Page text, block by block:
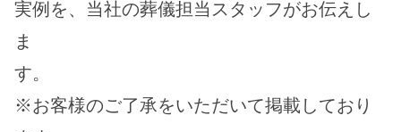
実例を、当社の葬儀担当スタッフがお伝えし
ま
す。
※お客様のご了承をいただいて掲載しており